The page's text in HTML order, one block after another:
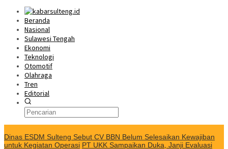
Beranda
Nasional
Sulawesi Tengah
Ekonomi
Teknologi
Otomotif
Olahraga
Tren
Editorial
Dinas ESDM Sulteng Sebut CV BBN Belum Selesaikan Kewajiban
untuk Kegiatan Operasi PT UKK Sampaikan Duka, Janji Evaluasi